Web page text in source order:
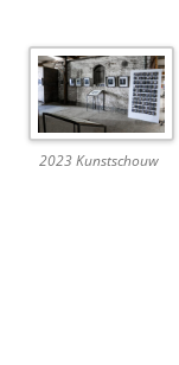
2023 Kunstschouw